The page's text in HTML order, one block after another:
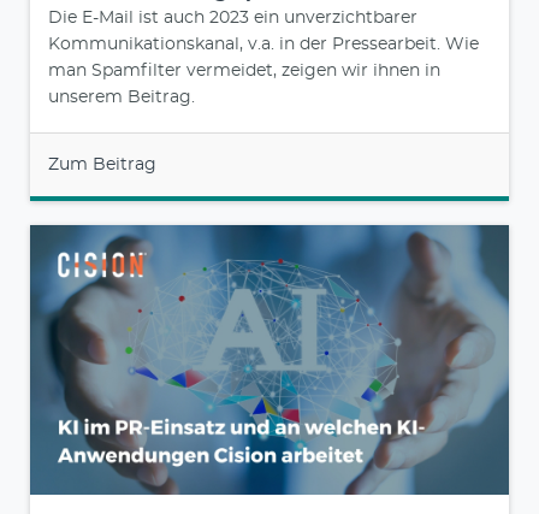
Die E-Mail ist auch 2023 ein unverzichtbarer
Kommunikationskanal, v.a. in der Pressearbeit. Wie
man Spamfilter vermeidet, zeigen wir ihnen in
unserem Beitrag.
Zum Beitrag